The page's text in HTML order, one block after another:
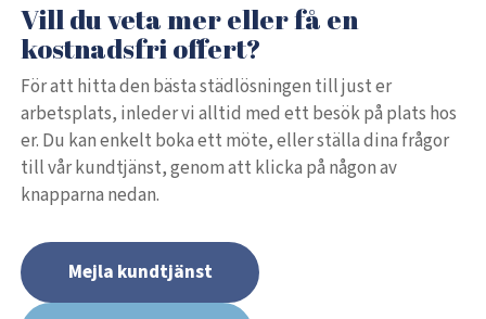
Vill du veta mer eller få en
kostnadsfri offert?
För att hitta den bästa städlösningen till just er
arbetsplats, inleder vi alltid med ett besök på plats hos
er. Du kan enkelt boka ett möte, eller ställa dina frågor
till vår kundtjänst, genom att klicka på någon av
knapparna nedan.
Mejla kundtjänst